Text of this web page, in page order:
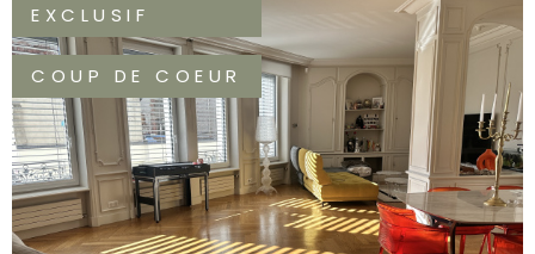
EXCLUSIF
COUP DE COEUR